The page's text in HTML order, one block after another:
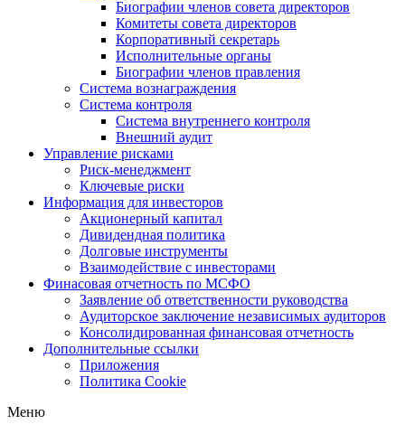
Биографии членов совета директоров
Комитеты совета директоров
Корпоративный секретарь
Исполнительные органы
Биографии членов правления
Система вознаграждения
Система контроля
Система внутреннего контроля
Внешний аудит
Управление рисками
Риск-менеджмент
Ключевые риски
Информация для инвесторов
Акционерный капитал
Дивидендная политика
Долговые инструменты
Взаимодействие с инвеcторами
Финасовая отчетность по МСФО
Заявление об ответственности руководства
Аудиторское заключение независимых аудиторов
Консолидированная финансовая отчетность
Дополнительные ссылки
Приложения
Политика Cookie
Меню